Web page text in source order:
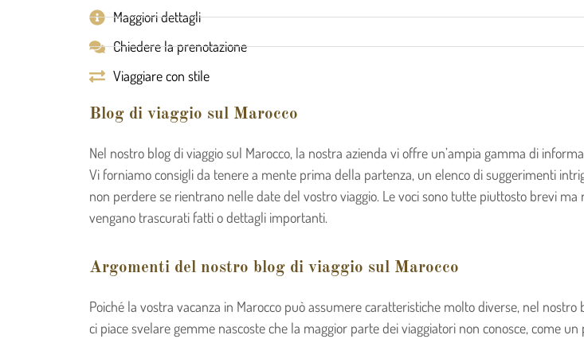
Maggiori dettagli
Chiedere la prenotazione
Viaggiare con stile
Blog di viaggio sul Marocco
Nel nostro blog di viaggio sul Marocco, la nostra azienda vi offre un’ampia gamma di
Vi forniamo consigli da tenere a mente prima della partenza, un elenco di suggerimenti
non perdere se rientrano nelle date del vostro viaggio. Le voci sono tutte piuttosto brevi
vengano trascurati fatti o dettagli importanti.
Argomenti del nostro blog di viaggio sul Marocco
Poiché la vostra vacanza in Marocco può assumere caratteristiche molto diverse, nel
ci piace svelare gemme nascoste che la maggior parte dei viaggiatori non conosce, come